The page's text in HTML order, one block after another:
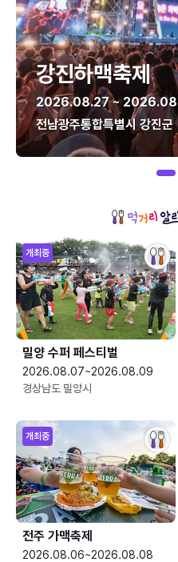
강진하맥축제
2026.08.27 ~
전남광주통합특별시 강진군
개최중
밀양 수퍼 페스티벌
2026.08.07~2026.08.09
경상남도 밀양시
개최중
전주 가맥축제
2026.08.06~2026.08.08